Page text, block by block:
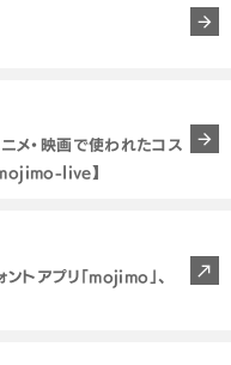
メ・映画で使われたコス
mojimo-live】
アプリ「mojimo」、